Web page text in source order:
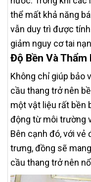
thể mất khả năng
vẫn duy trì được
giảm nguy cơ tai
Độ Bền Và Thẩm
Không chỉ giúp bảo
cầu thang trở nên
một vật liệu rất bền
động từ môi trường
Bên cạnh đó, với vẻ
trưng, đồng sẽ
cầu thang trở nên